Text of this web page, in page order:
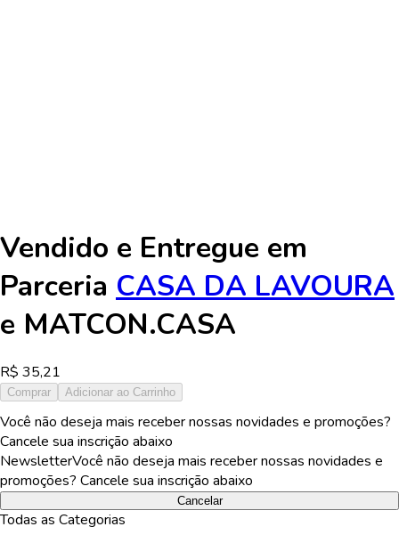
Vendido e Entregue em
Parceria CASA DA LAVOURA
e MATCON.CASA
R$ 35,21
Comprar Adicionar ao Carrinho
Você não deseja mais receber nossas novidades e promoções?
Cancele sua inscrição abaixo
NewsletterVocê não deseja mais receber nossas novidades e
promoções? Cancele sua inscrição abaixo
Cancelar
Todas as Categorias